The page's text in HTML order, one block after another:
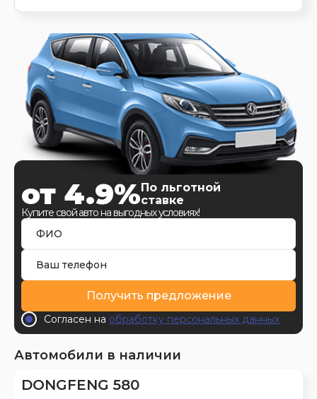
от 4.9%По льготной
ставке
Купите свой авто на выгодных условиях!
Получить предложение
Согласен на обработку персональных данных
Автомобили в наличии
DONGFENG 580